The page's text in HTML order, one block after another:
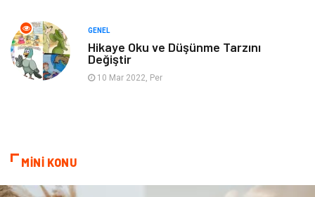
Tarih GENEL
Hikaye Oku ve Düşünme Tarzını
Değiştir
10 Mar 2022, Per
MİNİ KONU